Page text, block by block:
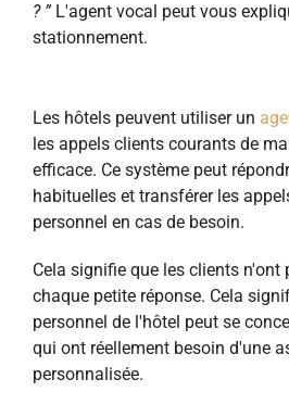
? ”L'agent vocal peut vous
stationnement.
Les hôtels peuvent utiliser un
les appels clients courants de
efficace. Ce système peut
habituelles et transférer les
personnel en cas de besoin.
Cela signifie que les clients n'ont
chaque petite réponse. Cela
personnel de l'hôtel peut se
qui ont réellement besoin d'une
personnalisée.